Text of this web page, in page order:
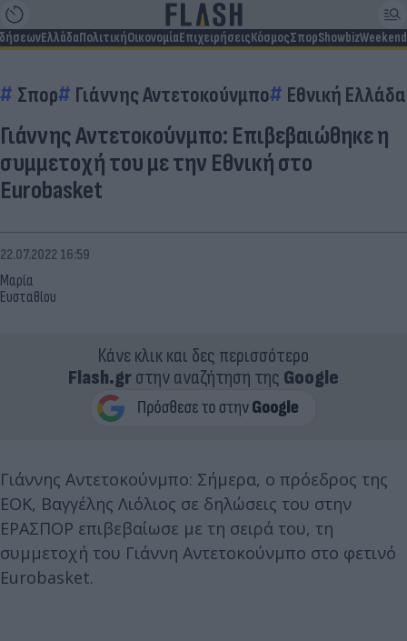
ΕλλάδαΠολιτικήΟικονομίαΕπιχειρήσειςΚόσμοςΣπορShowbizWeekend
Σπορ Γιάννης Αντετοκούνμπο Εθνική
Γιάννης Αντετοκούνμπο: Επιβεβαιώθηκε η
συμμετοχή του με την Εθνική στο
Eurobasket
Μαρία
Ευσταθίου
22.07.2022 16:59
Κάνε κλικ και δες περισσότερο
Flash.grστην αναζήτηση της Google
Γιάννης Αντετοκούνμπο: Σήμερα, ο πρόεδρος της
ΕΟΚ, Βαγγέλης Λιόλιος σε δηλώσεις του στην
ΕΡΑΣΠΟΡ επιβεβαίωσε με τη σειρά του, τη
συμμετοχή του Γιάννη Αντετοκούνμπο στο φετινό
Eurobasket.